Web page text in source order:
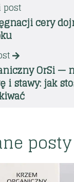
post
cery
OrSi —
i stawy: jak
posty